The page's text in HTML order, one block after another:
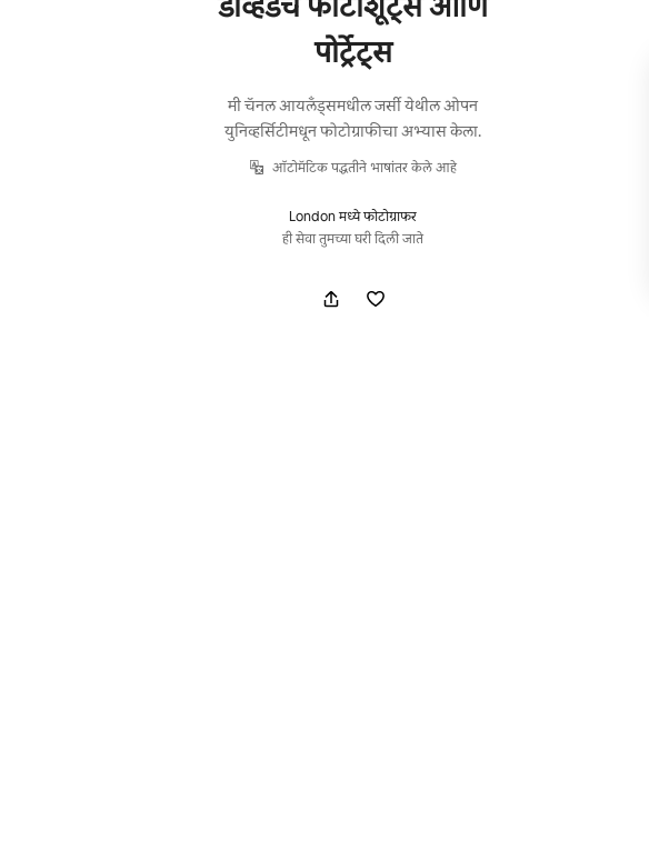
पोर्ट्रेट्स
मी चॅनल आयलँड्समधील जर्सी येथील ओपन
युनिव्हर्सिटीमधून फोटोग्राफीचा अभ्यास केला.
ऑटोमॅटिक पद्धतीने भाषांतर केले आहे
London मध्ये फोटोग्राफर
ही सेवा तुमच्या घरी दिली जाते